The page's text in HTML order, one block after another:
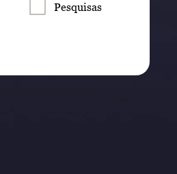
Pesquisas